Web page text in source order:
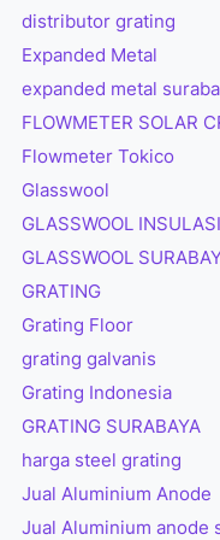
distributor grating
Expanded Metal
expanded metal
FLOWMETER SOLAR
Flowmeter Tokico
Glasswool
GLASSWOOL INSULASI
GLASSWOOL
GRATING
Grating Floor
grating galvanis
Grating Indonesia
GRATING SURABAYA
harga steel grating
Jual Aluminium Anode
Jual Aluminium anode